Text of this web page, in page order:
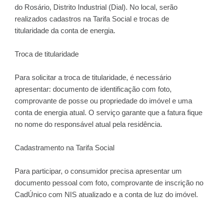
do Rosário, Distrito Industrial (Dial). No local, serão
realizados cadastros na Tarifa Social e trocas de
titularidade da conta de energia.
Troca de titularidade
Para solicitar a troca de titularidade, é necessário
apresentar: documento de identificação com foto,
comprovante de posse ou propriedade do imóvel e uma
conta de energia atual. O serviço garante que a fatura fique
no nome do responsável atual pela residência.
Cadastramento na Tarifa Social
Para participar, o consumidor precisa apresentar um
documento pessoal com foto, comprovante de inscrição no
CadÚnico com NIS atualizado e a conta de luz do imóvel.